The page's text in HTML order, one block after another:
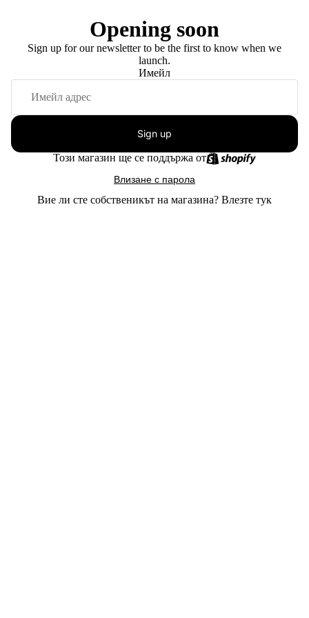
Opening soon
Sign up for our newsletter to be the first to know when we
launch.
Имейл
Sign up
Този магазин ще се поддържа от
Влизане с парола
Вие ли сте собственикът на магазина? Влезте тук